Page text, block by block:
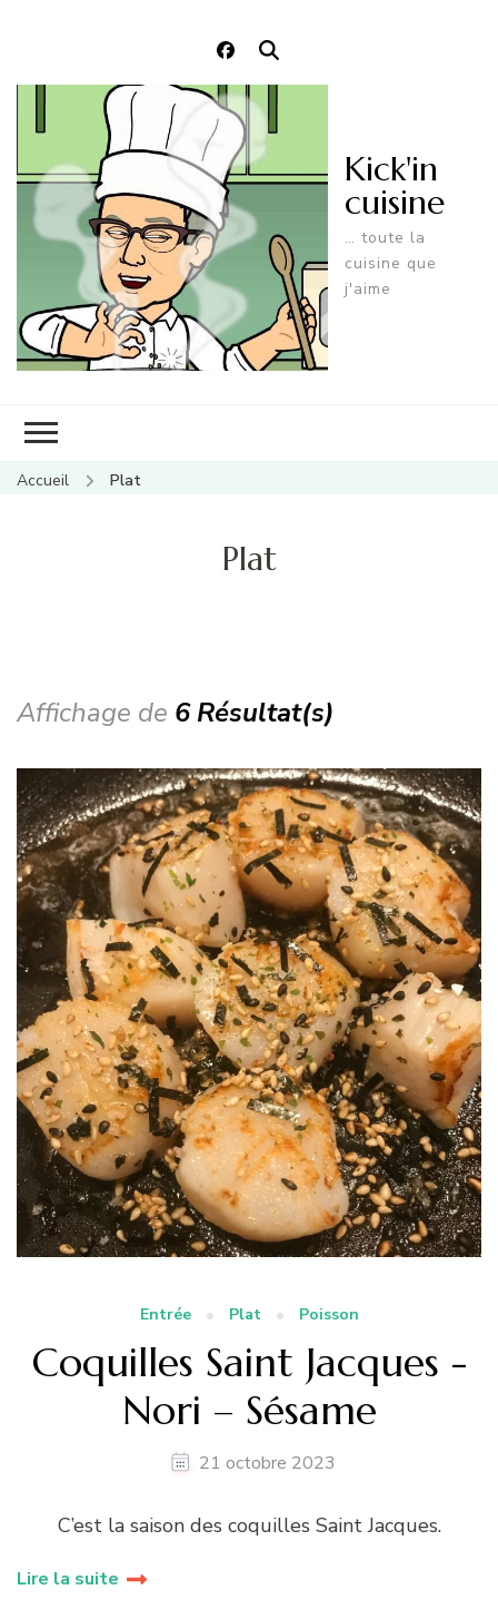
Kick'in
cuisine
… toute la
cuisine que
j'aime
Accueil Plat
Plat
Affichage de 6 Résultat(s)
Entrée Plat Poisson
Coquilles Saint Jacques -
Nori – Sésame
21 octobre 2023
C’est la saison des coquilles Saint Jacques.
Lire la suite